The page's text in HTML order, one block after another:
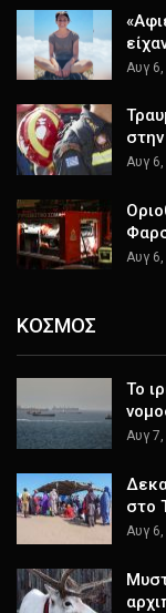
Αυγ
Αυγ
Αυγ
ΚΟΣΜΟΣ
Το
Αυγ
στο
Αυγ